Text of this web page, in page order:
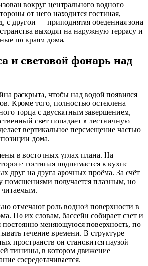
вокруг центрального водного
от него находится гостиная,
с другой — приподнятая обеденная зона
выходят на наружную террасу и
по краям дома.
и световой фонарь над
раскрыта, чтобы над водой появился
Кроме того, полностью остеклена
торца с двускатным завершением,
свет попадает в лестничную
вертикальное перемещение частью
дома.
в восточных углах плана. На
гостиная поднимается к кухне
друг на друга арочных проёма. За счёт
помещениями получается плавным, но
читаемым.
отмечают роль водной поверхности в
По их словам, бассейн собирает свет и
постоянно меняющуюся поверхность, по
течение времени. В структуре
пространств он становится паузой —
тишины, в котором движение
сосредотачивается.